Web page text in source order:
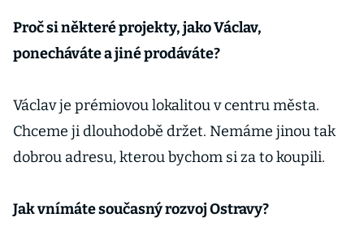
Proč si některé projekty, jako Václav,
ponecháváte a jiné prodáváte?
Václav je prémiovou lokalitou v centru města.
Chceme ji dlouhodobě držet. Nemáme jinou tak
dobrou adresu, kterou bychom si za to koupili.
Jak vnímáte současný rozvoj Ostravy?